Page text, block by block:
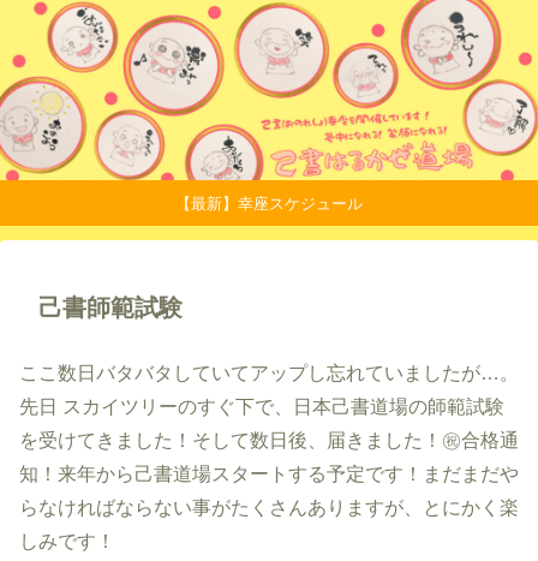
【最新】幸座スケジュール
己書師範試験
ここ数日バタバタしていてアップし忘れていましたが…。
先日 スカイツリーのすぐ下で、日本己書道場の師範試験
を受けてきました！そして数日後、届きました！㊗️合格通
知！来年から己書道場スタートする予定です！まだまだや
らなければならない事がたくさんありますが、とにかく楽
しみです！